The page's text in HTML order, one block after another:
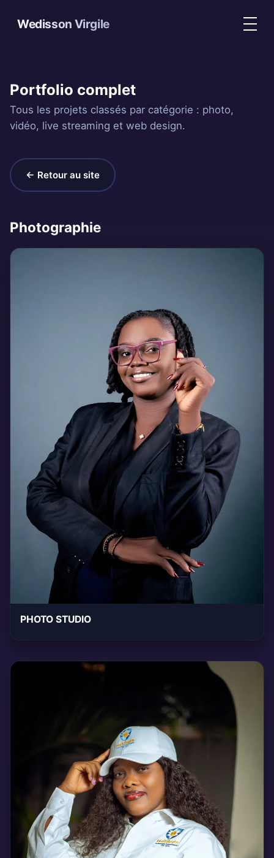
Wedisson Virgile
Portfolio complet
Tous les projets classés par catégorie : photo,
vidéo, live streaming et web design.
← Retour au site
Photographie
PHOTO STUDIO